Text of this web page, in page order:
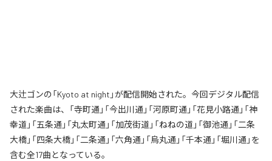
大辻ゴンの「Kyoto at night」が配信開始された。今回デジタル配信
された楽曲は、「寺町通」「今出川通」「河原町通」「花見小路通」「神
幸道」「五条通」「丸太町通」「加茂街道」「ねねの道」「御池通」「二条
大橋」「四条大橋」「二条通」「六角通」「烏丸通」「千本通」「堀川通」を
含む全17曲となっている。